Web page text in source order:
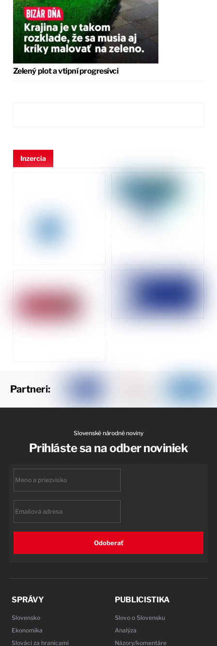
Zelený plot a vtipní progresívci
Inzercia
Partneri:
Slovenské národné noviny
Prihláste sa na odber noviniek
Odoberať
SPRÁVY
Slovensko
Ekonomika
Slováci za hranicami
PUBLICISTIKA
Slovo o Slovensku
Analýza
Názory/komentáre